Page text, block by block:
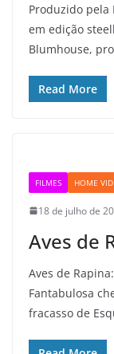
Produzido pela
em edição
Blumhouse,
Read More
FILMES HOME
18 de julho de
Aves de
Aves de
Fantabulosa
fracasso de